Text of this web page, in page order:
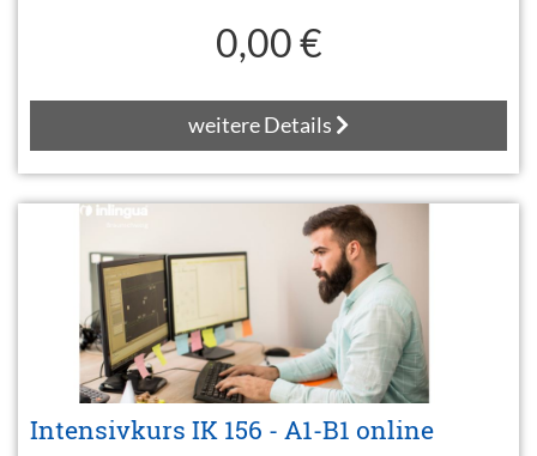
0,00 €
weitere Details
Intensivkurs IK 156 - A1-B1 online